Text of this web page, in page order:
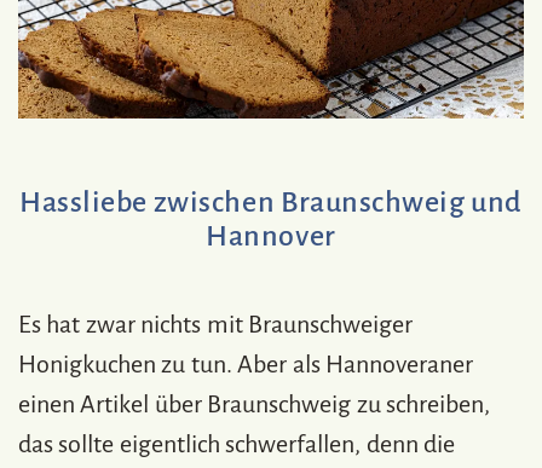
Hassliebe zwischen Braunschweig und
Hannover
Es hat zwar nichts mit Braunschweiger
Honigkuchen zu tun. Aber als Hannoveraner
einen Artikel über Braunschweig zu schreiben,
das sollte eigentlich schwerfallen, denn die